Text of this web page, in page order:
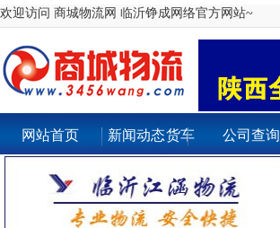
欢迎访问 商城物流网 临沂铮成网络官方网站~
网站首页 新闻动态货车
出租
公司查询